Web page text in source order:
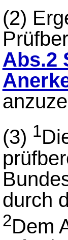
(2)
Abs.2
(3) 1
durch
2Dem